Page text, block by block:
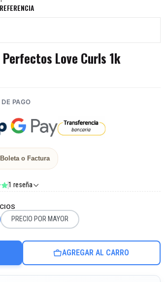
Love Curls 1k
PAGO
o Factura
1 reseña
PRECIO POR MAYOR
AGREGAR AL CARRO